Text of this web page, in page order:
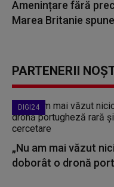
Amenințare fără
Marea Britanie
PARTENERII
DIGI24
„Nu am mai văzut
doborât o dronă